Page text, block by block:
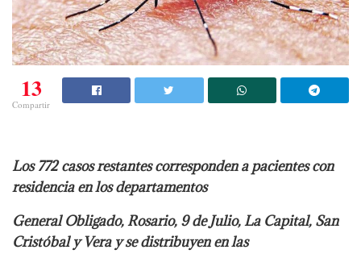
13
Compartir
Los 772 casos restantes corresponden a pacientes con
residencia en los departamentos
General Obligado, Rosario, 9 de Julio, La Capital, San
Cristóbal y Vera y se distribuyen en las